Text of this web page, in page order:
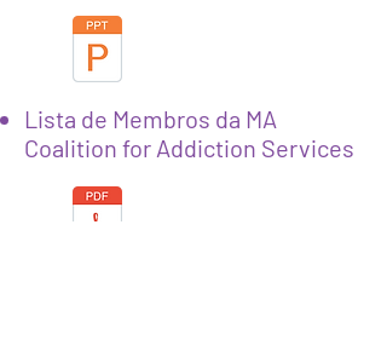
Lista de Membros da MA
Coalition for Addiction Services